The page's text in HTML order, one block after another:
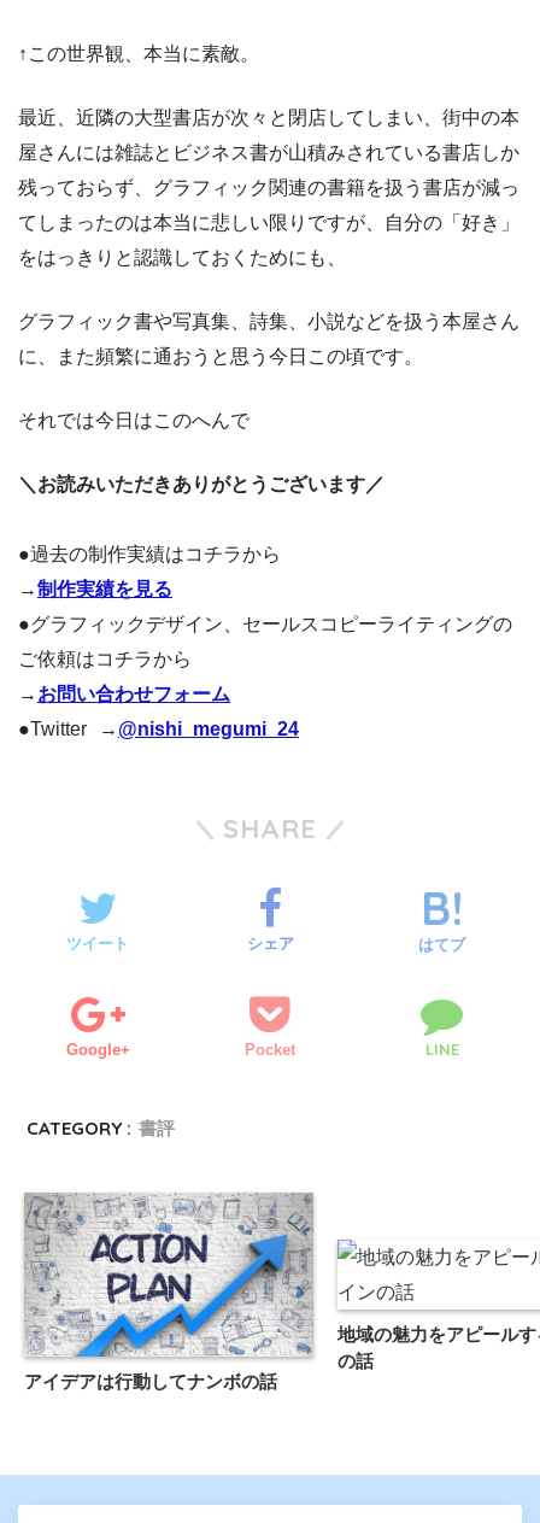
↑この世界観、本当に素敵。
最近、近隣の大型書店が次々と閉店してしまい、街中の本
屋さんには雑誌とビジネス書が山積みされている書店しか
残っておらず、グラフィック関連の書籍を扱う書店が減っ
てしまったのは本当に悲しい限りですが、自分の「好き」
をはっきりと認識しておくためにも、
グラフィック書や写真集、詩集、小説などを扱う本屋さん
に、また頻繁に通おうと思う今日この頃です。
それでは今日はこのへんで
＼お読みいただきありがとうございます／
●過去の制作実績はコチラから
→制作実績を見る
●グラフィックデザイン、セールスコピーライティングの
ご依頼はコチラから
→ お問い合わせフォーム
●Twitter → @nishi_megumi_24
SHARE
ツイート シェア はてブ
Google+ Pocket LINE
CATEGORY : 書評
アイデアは行動してナンボの話
地域の魅力をアピール
の話